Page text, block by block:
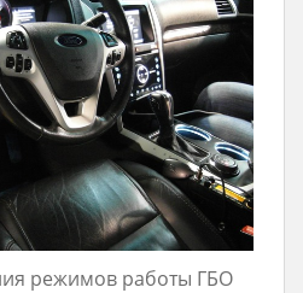
режимов работы ГБО